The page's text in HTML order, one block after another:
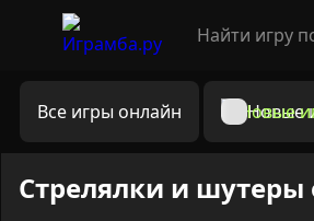
Все игры онлайн Новые
Стрелялки и шутеры